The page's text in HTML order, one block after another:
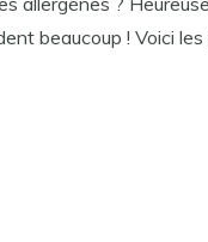
beaucoup ! Voici